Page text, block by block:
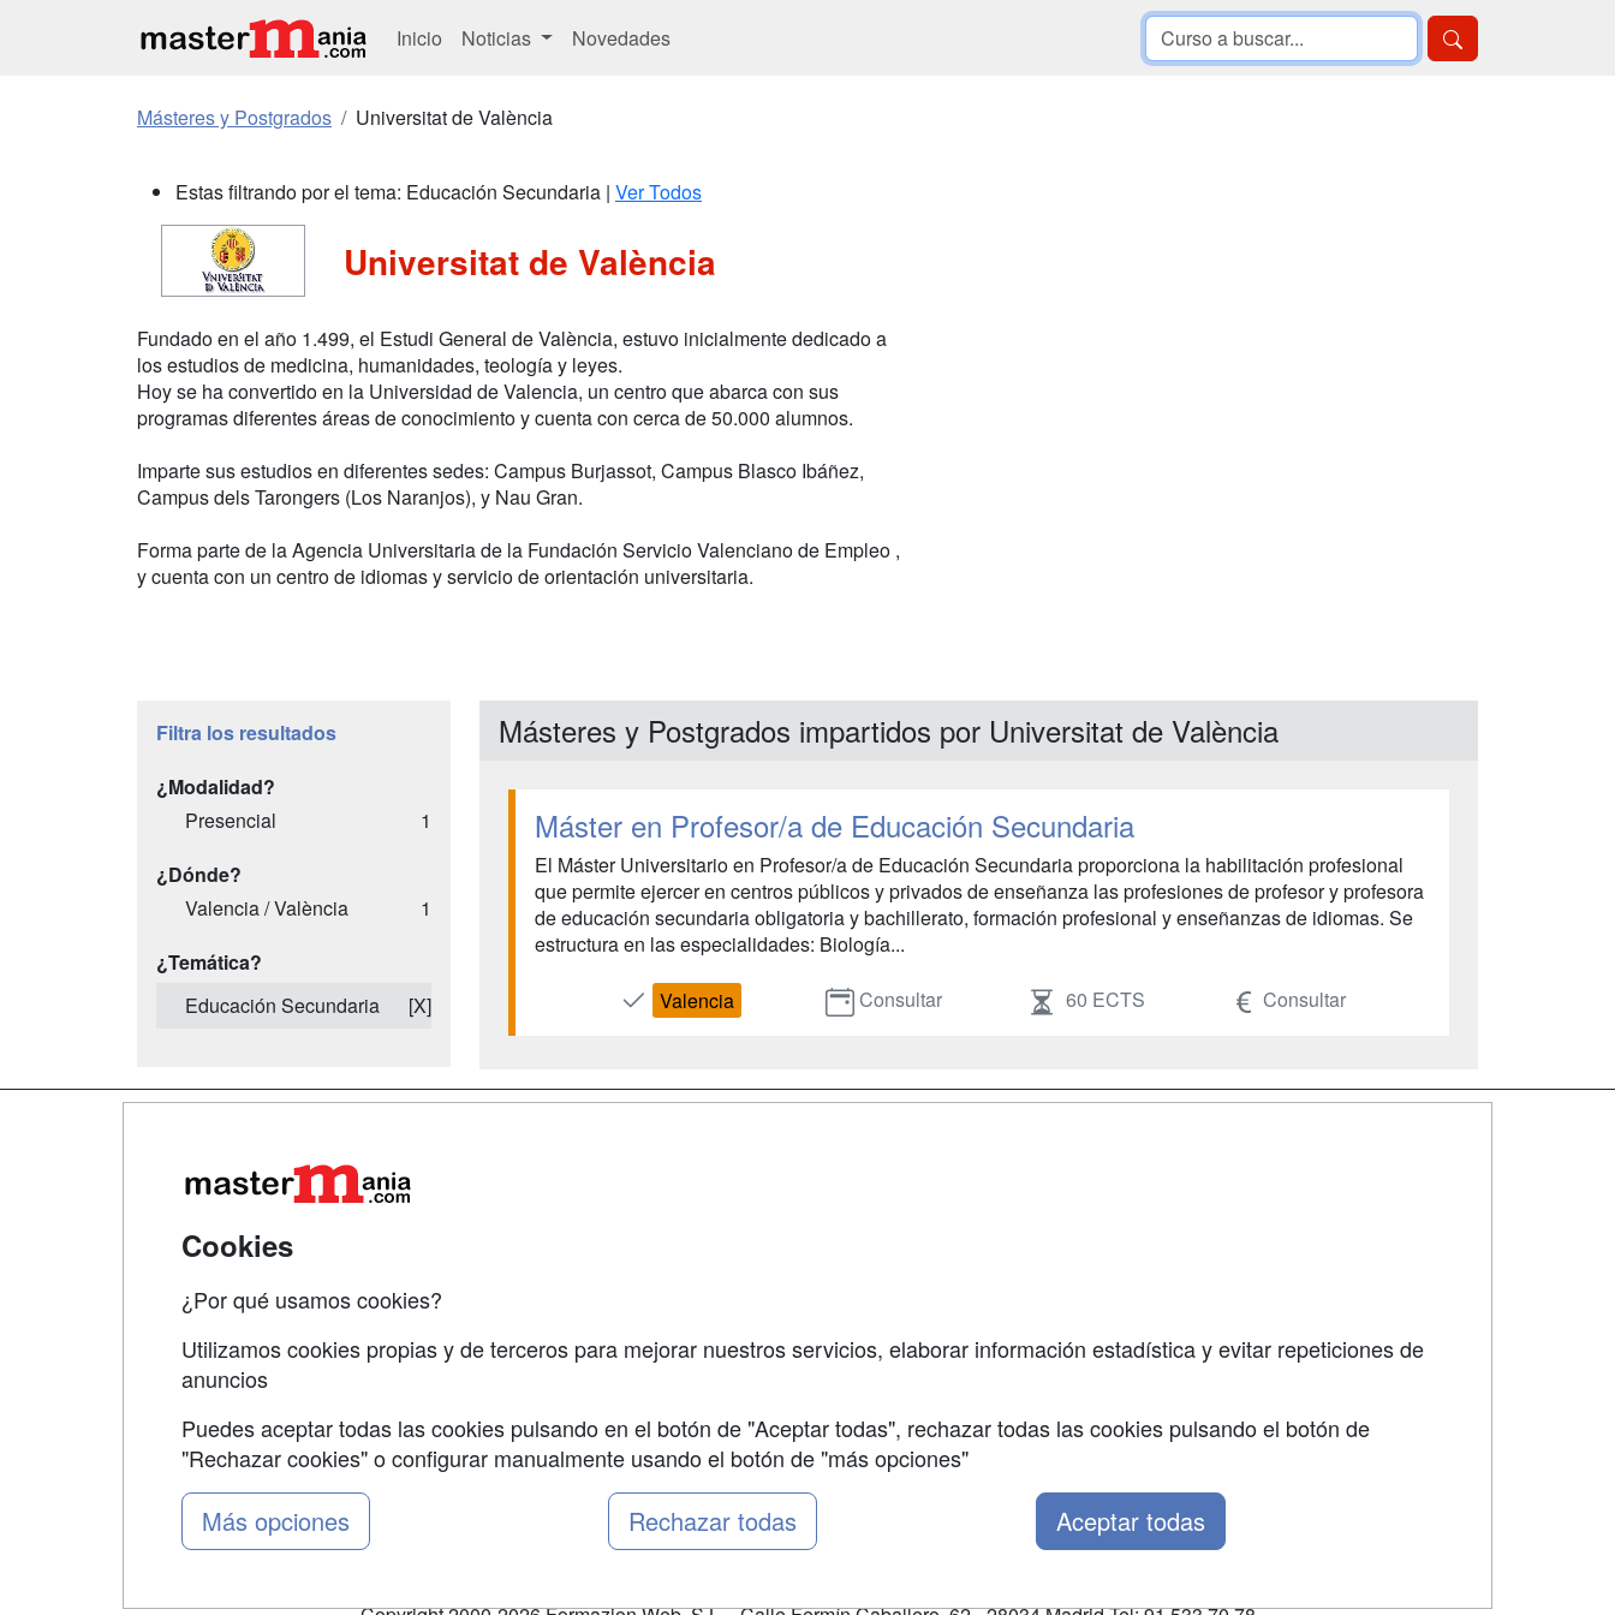
Inicio Noticias Novedades
Másteres y Postgrados Universitat de València
Estas filtrando por el tema: Educación Secundaria | Ver Todos
Universitat de València
Fundado en el año 1.499, el Estudi General de València, estuvo inicialmente dedicado a
los estudios de medicina, humanidades, teología y leyes.
Hoy se ha convertido en la Universidad de Valencia, un centro que abarca con sus
programas diferentes áreas de conocimiento y cuenta con cerca de 50.000 alumnos.
Imparte sus estudios en diferentes sedes: Campus Burjassot, Campus Blasco Ibáñez,
Campus dels Tarongers (Los Naranjos), y Nau Gran.
Forma parte de la Agencia Universitaria de la Fundación Servicio Valenciano de Empleo ,
y cuenta con un centro de idiomas y servicio de orientación universitaria.
Filtra los resultados
¿Modalidad?
Presencial
1
¿Dónde?
Valencia / València
1
¿Temática?
Educación Secundaria
[X]
Másteres y Postgrados impartidos por Universitat de València
Máster en Profesor/a de Educación Secundaria
El Máster Universitario en Profesor/a de Educación Secundaria proporciona la habilitación profesional
que permite ejercer en centros públicos y privados de enseñanza las profesiones de profesor y profesora
de educación secundaria obligatoria y bachillerato, formación profesional y enseñanzas de idiomas. Se
estructura en las especialidades: Biología...
Valencia Consultar 60 ECTS Consultar
Grupo formazion:
Cookies
¿Por qué usamos cookies?
Utilizamos cookies propias y de terceros para mejorar nuestros servicios, elaborar información estadística y evitar repeticiones de
anuncios
Puedes aceptar todas las cookies pulsando en el botón de "Aceptar todas", rechazar todas las cookies pulsando el botón de
"Rechazar cookies" o configurar manualmente usando el botón de "más opciones"
Más opciones Rechazar todas Aceptar todas